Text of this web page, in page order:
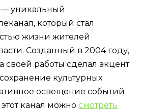
— уникальный
который стал
жизни жителей
Созданный в 2004 году,
своей работы сделал акцент
культурных
освещение событий
канал можно смотреть